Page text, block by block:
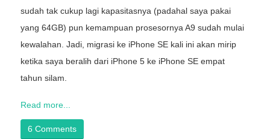
sudah tak cukup lagi kapasitasnya (padahal saya pakai
yang 64GB) pun kemampuan prosesornya A9 sudah mulai
kewalahan. Jadi, migrasi ke iPhone SE kali ini akan mirip
ketika saya beralih dari iPhone 5 ke iPhone SE empat
tahun silam.
Read more...
6 Comments